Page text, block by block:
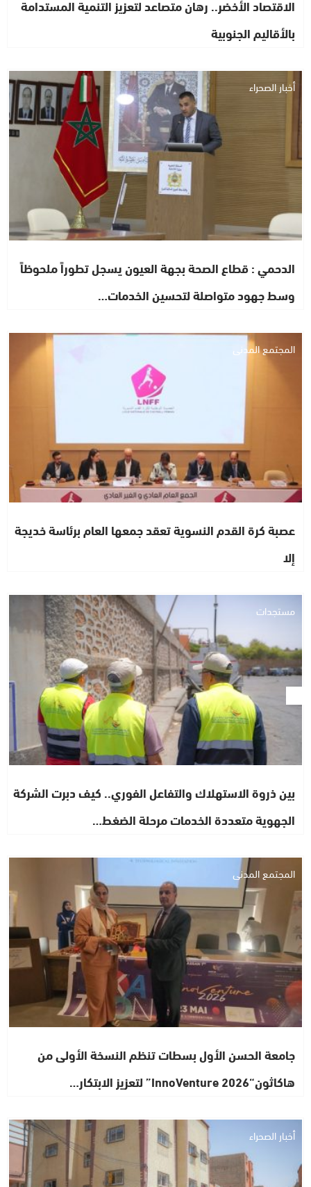
الاقتصاد الأخضر.. رهان متصاعد لتعزيز التنمية المستدامة
بالأقاليم الجنوبية
أخبار الصحراء
الدحمي : قطاع الصحة بجهة العيون يسجل تطوراً ملحوظاً
وسط جهود متواصلة لتحسين الخدمات…
المجتمع المدني
عصبة كرة القدم النسوية تعقد جمعها العام برئاسة خديجة
إلا
مستجدات
بين ذروة الاستهلاك والتفاعل الفوري.. كيف دبرت الشركة
الجهوية متعددة الخدمات مرحلة الضغط…
المجتمع المدني
جامعة الحسن الأول بسطات تنظم النسخة الأولى من
هاكاثون“InnoVenture 2026” لتعزيز الابتكار…
أخبار الصحراء